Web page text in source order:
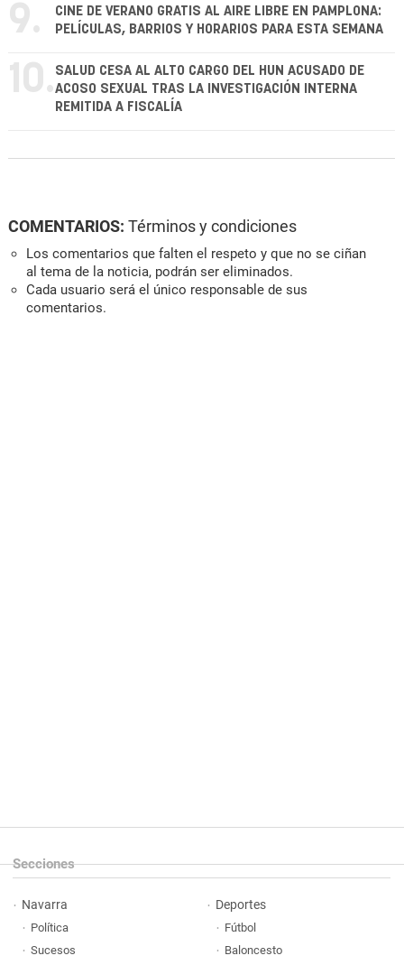
9.
CINE DE VERANO GRATIS AL AIRE LIBRE EN PAMPLONA:
PELÍCULAS, BARRIOS Y HORARIOS PARA ESTA SEMANA
10. SALUD CESA AL ALTO CARGO DEL HUN ACUSADO DE
ACOSO SEXUAL TRAS LA INVESTIGACIÓN INTERNA
REMITIDA A FISCALÍA
COMENTARIOS: Términos y condiciones
Los comentarios que falten el respeto y que no se ciñan
al tema de la noticia, podrán ser eliminados.
Cada usuario será el único responsable de sus
comentarios.
Secciones
Navarra
Política
Sucesos
Deportes
Fútbol
Baloncesto